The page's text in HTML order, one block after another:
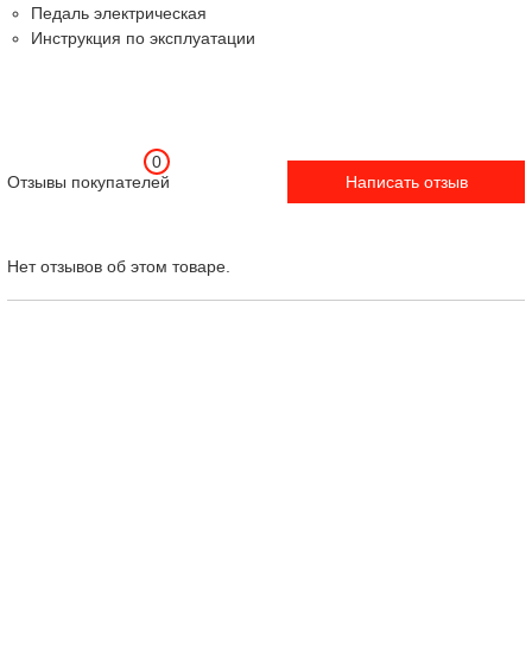
Педаль электрическая
Инструкция по эксплуатации
Отзывы покупателей
0
Написать отзыв
Нет отзывов об этом товаре.